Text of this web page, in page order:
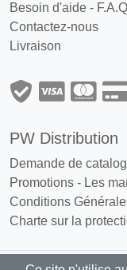
Besoin d'aide -
Contactez-nous
Livraison
PW Distribution
Demande de
Promotions - Les
Conditions
Charte sur la